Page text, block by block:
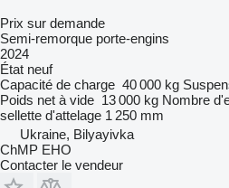
Prix sur demande
Semi-remorque porte-engins
2024
État neuf
Capacité de charge 40 000 kg
Poids net à vide 13 000 kg Nombre
sellette d'attelage 1 250 mm
Ukraine, Bilyayivka
ChMP EHO
Contacter le vendeur